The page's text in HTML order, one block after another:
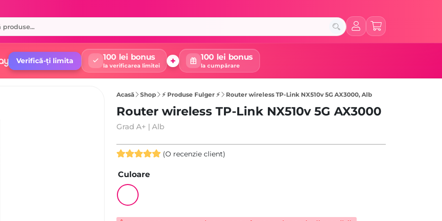
Verifică-ți limita 100 lei bonus
la verificarea limitei + 100 lei bonus
la cumpărare
Acasă Shop ⚡ Produse Fulger ⚡ Router wireless TP-Link NX510v 5G AX3000, Alb
Router wireless TP-Link NX510v 5G AX3000
Grad A+ | Alb
5.00din 5
pe baza
unei singure
evaluări
(O recenzie client)
Culoare